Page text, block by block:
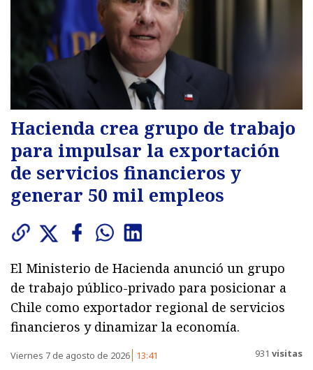
Hacienda crea grupo de trabajo
para impulsar la exportación
de servicios financieros y
generar 50 mil empleos
El Ministerio de Hacienda anunció un grupo
de trabajo público-privado para posicionar a
Chile como exportador regional de servicios
financieros y dinamizar la economía.
Viernes 7 de agosto de 2026 13:41 931 visitas